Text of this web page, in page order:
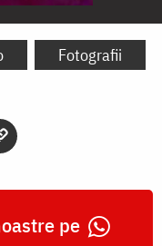
Fotografii
pe